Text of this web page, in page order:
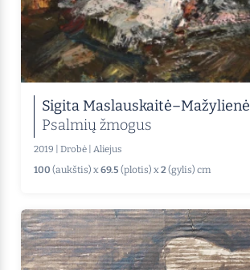
Sigita Maslauskaitė–Mažylienė
Psalmių žmogus
2019 Drobė Aliejus
100 (aukštis) x69.5 (plotis) x2(gylis) cm